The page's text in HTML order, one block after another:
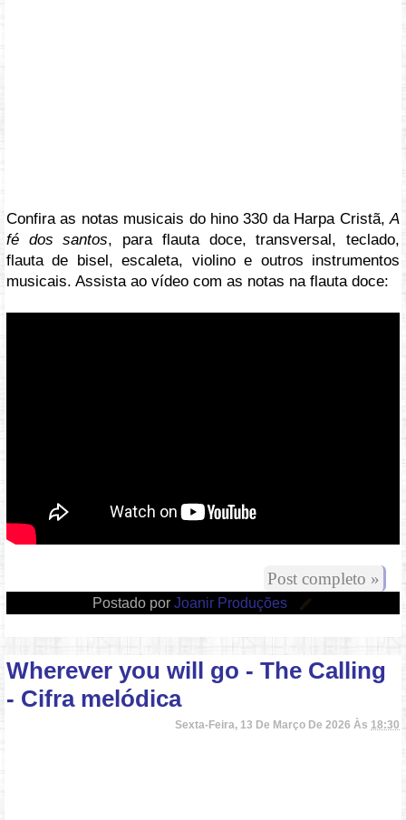
Confira as notas musicais do hino 330 da Harpa Cristã,A
fé dos santos, para flauta doce, transversal, teclado,
flauta de bisel, escaleta, violino e outros instrumentos
musicais. Assista ao vídeo com as notas na flauta doce:
Post completo »
Postado por Joanir Produções
Wherever you will go - The Calling
- Cifra melódica
Sexta-Feira, 13 De Março De 2026 Às 18:30